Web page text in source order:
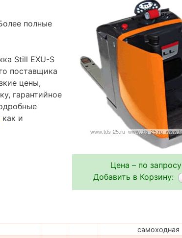
Цена – по запросу
Добавить в Корзину:
полные
Still EXU-S
поставщика
цены,
гарантийное
как и
самоходная